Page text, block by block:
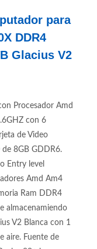
para
Glacius V2
Procesador Amd
con 6
de Video
8GB GDDR6.
Entry level
Amd Am4
Ram DDR4